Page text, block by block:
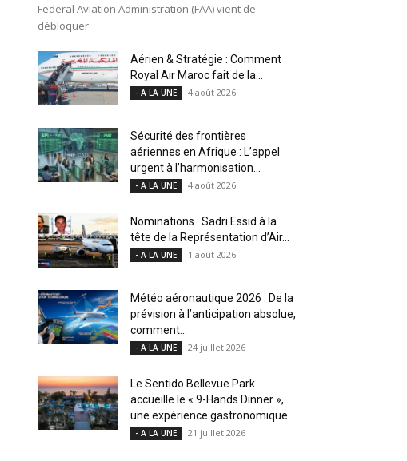
Federal Aviation Administration (FAA) vient de
débloquer
Aérien & Stratégie : Comment
Royal Air Maroc fait de la...
- A LA UNE 4 août 2026
Sécurité des frontières
aériennes en Afrique : L’appel
urgent à l’harmonisation...
- A LA UNE 4 août 2026
Nominations : Sadri Essid à la
tête de la Représentation d’Air...
- A LA UNE 1 août 2026
Météo aéronautique 2026 : De la
prévision à l’anticipation absolue,
comment...
- A LA UNE 24 juillet 2026
Le Sentido Bellevue Park
accueille le « 9-Hands Dinner »,
une expérience gastronomique...
- A LA UNE 21 juillet 2026